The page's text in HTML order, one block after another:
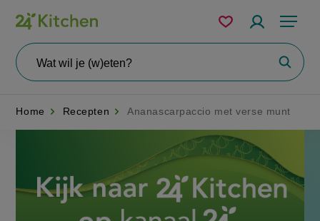
Overslaan
en
naar
de
Menu
wil
Mijn
bewaarde
Home Recepten Ananascarpaccio met verse munt